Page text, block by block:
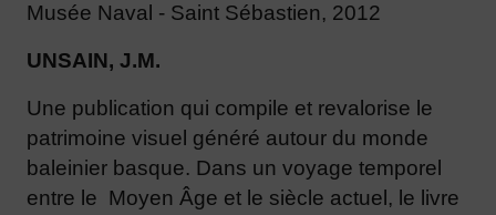
Musée Naval - Saint Sébastien, 2012
UNSAIN, J.M.
Une publication qui compile et revalorise le
patrimoine visuel généré autour du monde
baleinier basque. Dans un voyage temporel
entre le Moyen Âge et le siècle actuel, le livre